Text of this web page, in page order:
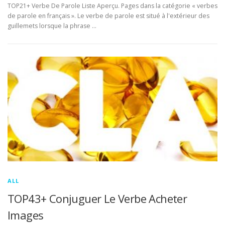
TOP21+ Verbe De Parole Liste Aperçu. Pages dans la catégorie « verbes
de parole en français ». Le verbe de parole est situé à l'extérieur des
guillemets lorsque la phrase …
ALL
TOP43+ Conjuguer Le Verbe Acheter
Images